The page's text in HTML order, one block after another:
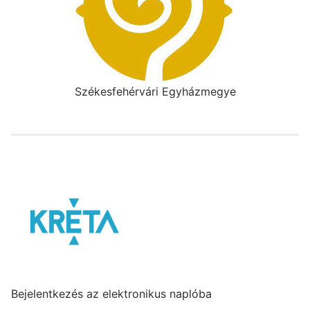
Székesfehérvári Egyházmegye
Bejelentkezés az elektronikus naplóba